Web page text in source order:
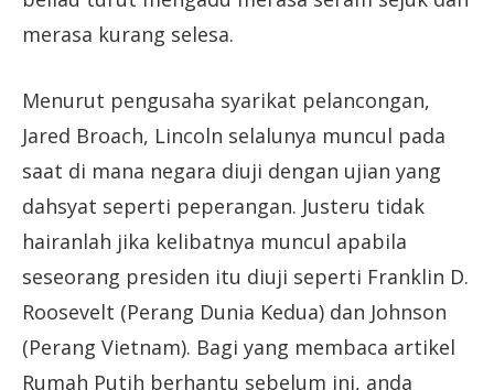
merasa kurang selesa.
Menurut pengusaha syarikat pelancongan,
Jared Broach, Lincoln selalunya muncul pada
saat di mana negara diuji dengan ujian yang
dahsyat seperti peperangan. Justeru tidak
hairanlah jika kelibatnya muncul apabila
seseorang presiden itu diuji seperti Franklin D.
Roosevelt (Perang Dunia Kedua) dan Johnson
(Perang Vietnam). Bagi yang membaca artikel
Rumah Putih berhantu sebelum ini, anda